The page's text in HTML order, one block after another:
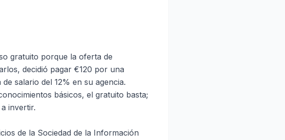
gratuito porque la oferta de
decidió pagar €120 por una
salario del 12% en su agencia.
básicos, el gratuito basta;
invertir.
de la Sociedad de la Información